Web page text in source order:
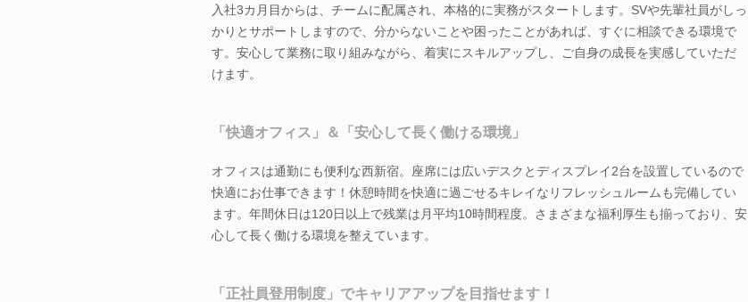
入社3カ月目からは、チームに配属され、本格的に実務がスタートします。SVや先輩社員がしっ
かりとサポートしますので、分からないことや困ったことがあれば、すぐに相談できる環境で
す。安心して業務に取り組みながら、着実にスキルアップし、ご自身の成長を実感していただ
けます。
「快適オフィス」＆「安心して長く働ける環境」
オフィスは通勤にも便利な西新宿。座席には広いデスクとディスプレイ2台を設置しているので
快適にお仕事できます！休憩時間を快適に過ごせるキレイなリフレッシュルームも完備してい
ます。年間休日は120日以上で残業は月平均10時間程度。さまざまな福利厚生も揃っており、安
心して長く働ける環境を整えています。
「正社員登用制度」でキャリアアップを目指せます！